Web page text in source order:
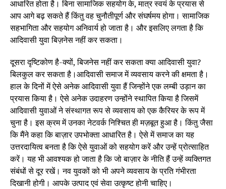
आधारित होता है। बिना सामाजिक सहयोग के, मात्र स्वयं के प्रयास से
आप आगे बढ़ सकते हैं किंतु वह चुनौतीपूर्ण और संघर्षमय होगा। सामाजिक
सहभागिता और सहयोग अनिवार्य हो जाता है। और इसलिए लगता है कि
आदिवासी युवा बिज़नेस नहीं कर सकता।
दूसरा दृष्टिकोण है-क्यों, बिजनेस नहीं कर सकता क्या आदिवासी युवा?
बिलकुल कर सकता है।आदिवासी समाज में व्यवसाय करने की क्षमता है।
हाल के दिनों में ऐसे अनेक आदिवासी युवा हैं जिन्होंने एक लम्बी उड़ान का
प्रयास किया है। ऐसे अनेक उदाहरण उन्होंने स्थापित किया है जिसमें
आदिवासी युवाओं ने संस्थागत रूप से व्यवसाय को एक कैरियर के रूप में
चुना है। इस क्रम में उनका नेटवर्क निश्चित ही मज़बूत हुआ है। किंतु जैसा
कि मैंने कहा कि बाज़ार उपभोक्ता आधारित है। ऐसे में समाज का यह
उत्तरदायित्व बनता है कि ऐसे युवाओं को सहयोग करें और उन्हें प्रोत्साहित
करें। यह भी आवश्यक हो जाता है कि जो बाज़ार के नीति हैं उन्हें व्यक्तिगत
संबंधों से दूर रखें। नव युवकों को भी अपने व्यवसाय के प्रति गंभीरता
दिखानी होगी। आपके उत्पाद एवं सेवा उत्कृष्ट होनी चाहिए।